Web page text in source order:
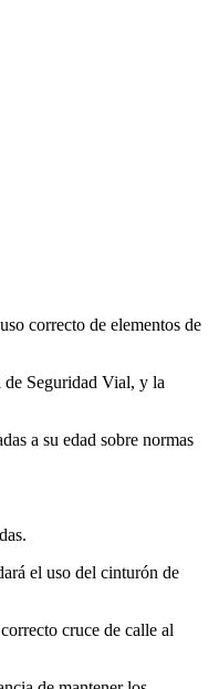
correcto de elementos de
de Seguridad Vial, y la
a su edad sobre normas
el uso del cinturón de
cruce de calle al